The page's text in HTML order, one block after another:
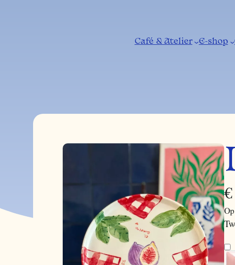
Café & Atelier E-shop
€